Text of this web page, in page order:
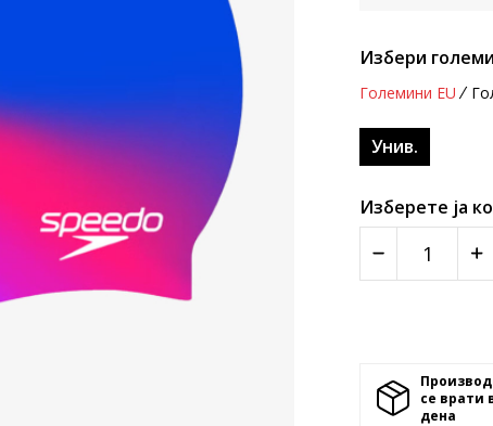
Избери
Големини EU
Унив.
Изберете ја
се врати
денa